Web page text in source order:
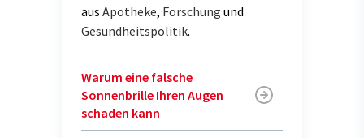
aus Apotheke, Forschung und
Gesundheitspolitik.
Warum eine falsche
Sonnenbrille Ihren Augen
schaden kann